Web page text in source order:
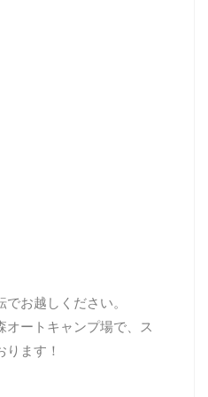
お越しください。
オートキャンプ場で、ス
ります！